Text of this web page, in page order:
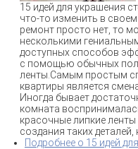
15 идей для украшения
что-то изменить в
ремонт просто нет, то
несколькими
доступных способов
с помощью обычных
ленты.Самым простым
квартиры является
Иногда бывает
комната
красочные липкие
создания таких деталей,
Подробнее о 15 идей